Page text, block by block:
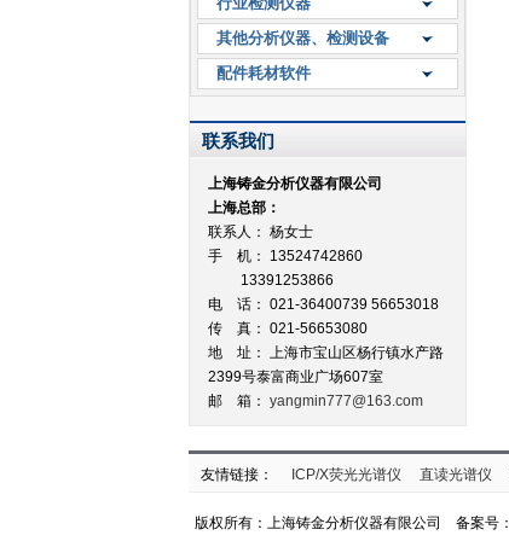
其他分析仪器、检测设备
配件耗材软件
联系我们
上海铸金分析仪器有限公司
上海总部：
联系人： 杨女士
手 机： 13524742860
13391253866
电 话： 021-36400739 56653018
传 真： 021-56653080
地 址： 上海市宝山区杨行镇水产路
2399号泰富商业广场607室
邮 箱： yangmin777@163.com
友情链接： ICP/X荧光光谱仪 直读光谱仪
版权所有：上海铸金分析仪器有限公司 备案号：